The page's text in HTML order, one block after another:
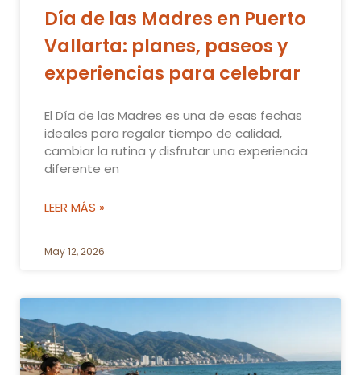
Día de las Madres en Puerto
Vallarta: planes, paseos y
experiencias para celebrar
El Día de las Madres es una de esas fechas
ideales para regalar tiempo de calidad,
cambiar la rutina y disfrutar una experiencia
diferente en
LEER MÁS »
May 12, 2026